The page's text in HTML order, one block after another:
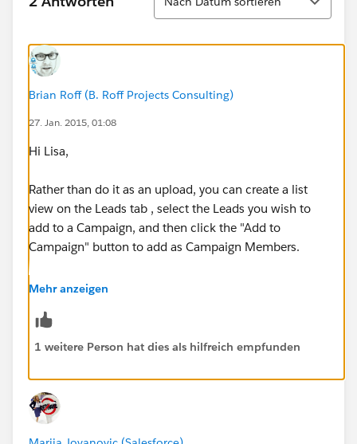
Brian Roff (B. Roff Projects Consulting)
27. Jan. 2015, 01:08
Hi Lisa,
Rather than do it as an upload, you can create a list
view on the Leads tab , select the Leads you wish to
add to a Campaign, and then click the "Add to
Campaign" button to add as Campaign Members.
Does that get you what you nee?
Best,
Mehr anzeigen
1 weitere Person hat dies als hilfreich empfunden